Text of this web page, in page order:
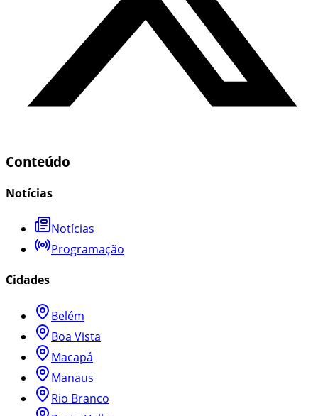
Conteúdo
Notícias
Notícias
Programação
Cidades
Belém
Boa Vista
Macapá
Manaus
Rio Branco